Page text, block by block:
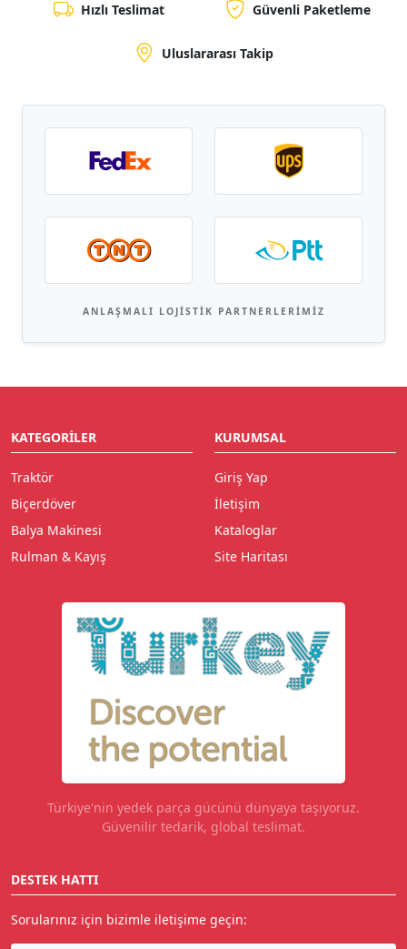
Hızlı Teslimat Güvenli Paketleme
Uluslararası Takip
ANLAŞMALI LOJISTIK PARTNERLERIMIZ
KATEGORILER
Traktör
Biçerdöver
Balya Makinesi
Rulman & Kayış
KURUMSAL
Giriş Yap
İletişim
Kataloglar
Site Haritası
Türkiye'nin yedek parça gücünü dünyaya taşıyoruz.
Güvenilir tedarik, global teslimat.
DESTEK HATTI
Sorularınız için bizimle iletişime geçin: